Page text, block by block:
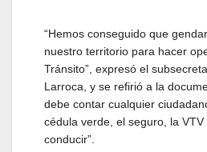
“Hemos conseguido que
nuestro territorio para hacer
Tránsito”, expresó el
Larroca, y se refirió a la
debe contar cualquier
cédula verde, el seguro, la
conducir”.